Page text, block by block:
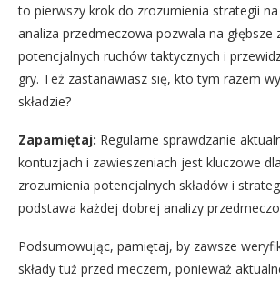
to pierwszy krok do zrozumienia strategii
analiza przedmeczowa pozwala na głębsze
potencjalnych ruchów taktycznych i
gry. Też zastanawiasz się, kto tym razem
składzie?
Zapamiętaj: Regularne sprawdzanie
kontuzjach i zawieszeniach jest kluczowe
zrozumienia potencjalnych składów i
podstawa każdej dobrej analizy
Podsumowując, pamiętaj, by zawsze
składy tuż przed meczem, ponieważ